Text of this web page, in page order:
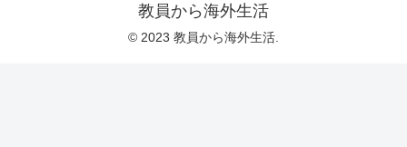
教員から海外生活
© 2023 教員から海外生活.